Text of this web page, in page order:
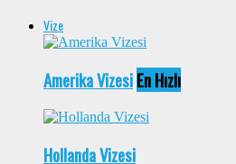
Vize
Amerika VizesiEn Hızlı
Hollanda Vizesi